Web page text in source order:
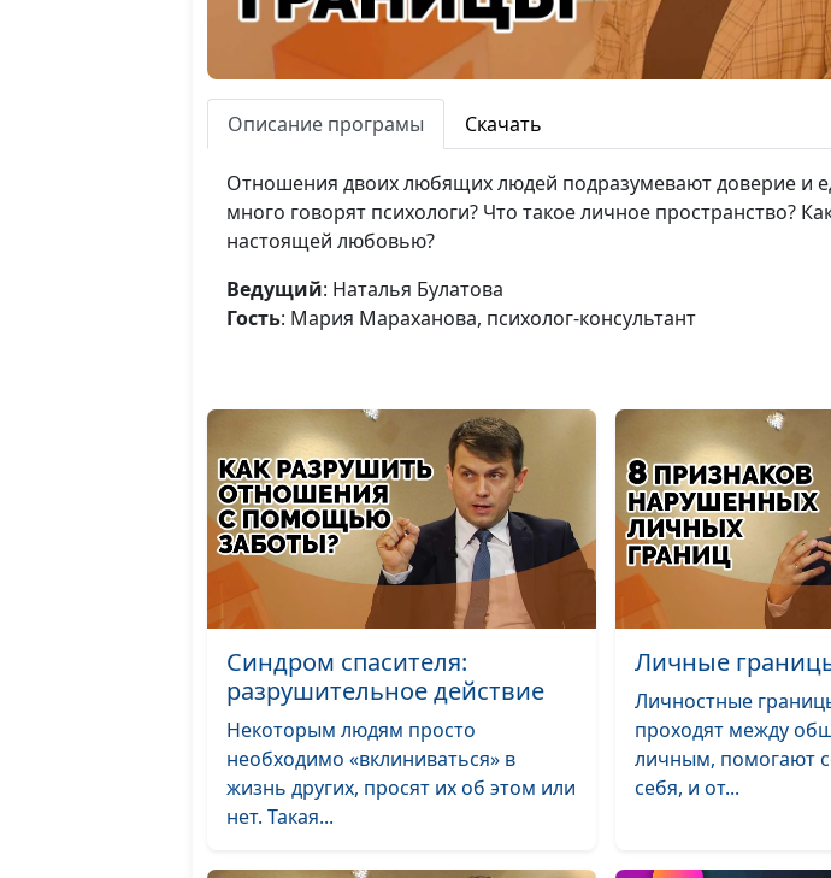
Описание програмы Скачать
Отношения двоих любящих людей подразумевают доверие и
много говорят психологи? Что такое личное пространство?
настоящей любовью?
Ведущий: Наталья Булатова
Гость: Мария Мараханова, психолог-консультант
Синдром спасителя:
разрушительное действие
Некоторым людям просто
необходимо «вклиниваться» в
жизнь других, просят их об этом или
нет. Такая...
Личные
Личностные
проходят между
личным, помогают
себя, и от...